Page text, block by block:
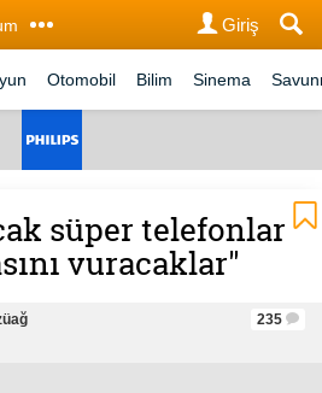
Giriş
Otomobil Bilim Sinema
süper telefonlar
vuracaklar"
235